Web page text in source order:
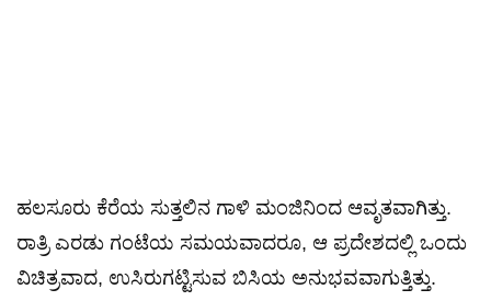
ಹಲಸೂರು ಕೆರೆಯ ಸುತ್ತಲಿನ ಗಾಳಿ ಮಂಜಿನಿಂದ ಆವೃತವಾಗಿತ್ತು.
ರಾತ್ರಿ ಎರಡು ಗಂಟೆಯ ಸಮಯವಾದರೂ, ಆ ಪ್ರದೇಶದಲ್ಲಿ ಒಂದು
ವಿಚಿತ್ರವಾದ, ಉಸಿರುಗಟ್ಟಿಸುವ ಬಿಸಿಯ ಅನುಭವವಾಗುತ್ತಿತ್ತು.